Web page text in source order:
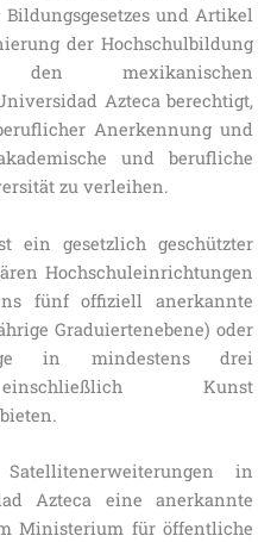
und Artikel
der Hochschulbildung
mexikanischen
Azteca berechtigt,
Anerkennung und
und berufliche
zu verleihen.
ein gesetzlich geschützter
Hochschuleinrichtungen
fünf offiziell anerkannte
Graduiertenebene) oder
in mindestens drei
Kunst
in
Azteca eine anerkannte
Ministerium für öffentliche